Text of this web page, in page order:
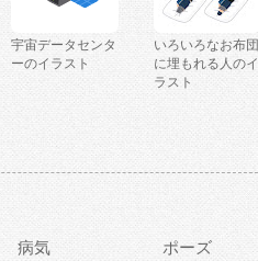
宇宙データセンタ
ーのイラスト
いろいろなお布団
に埋もれる人のイ
ラスト
病気
ポーズ